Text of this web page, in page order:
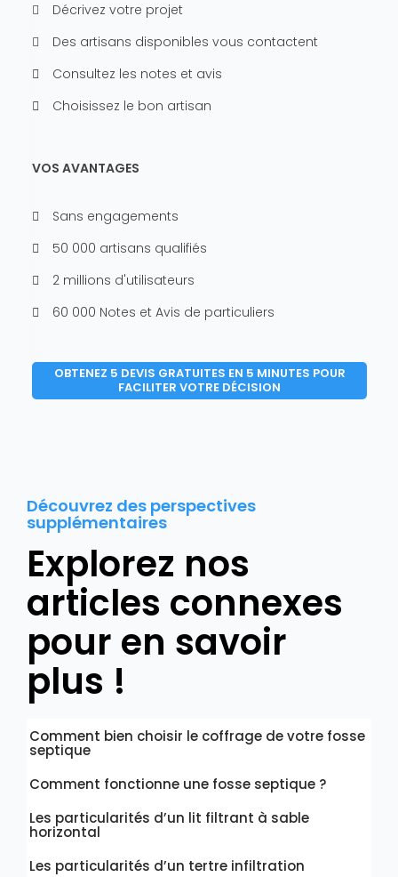
Décrivez votre projet
Des artisans disponibles vous contactent
Consultez les notes et avis
Choisissez le bon artisan
VOS AVANTAGES
Sans engagements
50 000 artisans qualifiés
2 millions d'utilisateurs
60 000 Notes et Avis de particuliers
OBTENEZ 5 DEVIS GRATUITES EN 5 MINUTES POUR
FACILITER VOTRE DÉCISION
Découvrez des perspectives
supplémentaires
Explorez nos
articles connexes
pour en savoir
plus !
Comment bien choisir le coffrage de votre fosse
septique
Comment fonctionne une fosse septique ?
Les particularités d’un lit filtrant à sable
horizontal
Les particularités d’un tertre infiltration